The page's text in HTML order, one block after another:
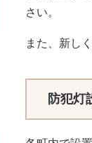
さい。
また、新し
防犯灯